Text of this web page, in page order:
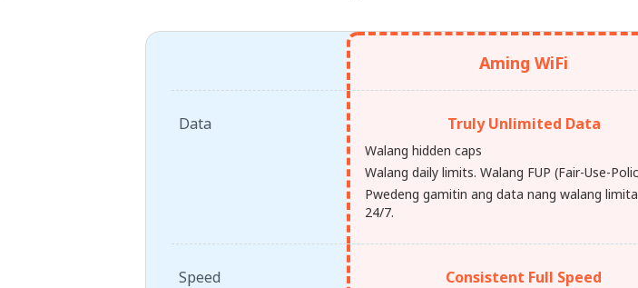
Aming WiFi
Data Truly Unlimited Data
Walang hidden caps
Walang daily limits. Walang FUP (Fair-Use-
Pwedeng gamitin ang data nang walang
24/7.
Speed Consistent Full Speed